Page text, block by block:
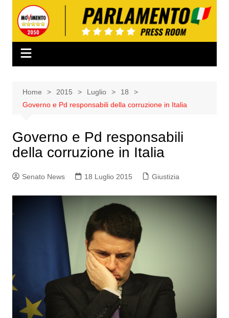
contenuto
Home 2015 Luglio
18
Governo e Pd responsabili della corruzione in Italia
Governo e Pd responsabili
della corruzione in Italia
Senato News 18 Luglio 2015 Giustizia